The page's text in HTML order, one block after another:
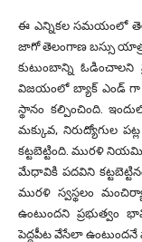
ఈ ఎన్నికల సమయంలో
జాగో తెలంగాణ బస్సు
కుటుంబాన్ని ఓడించాలని
విజయంలో బ్యాక్ ఎండ్ గా
స్థానం కల్పించింది.
మక్కువ, నిరుద్యోగుల
కట్టబెట్టింది. మురళి
మేధావికి పదవిని
మురళి స్వస్థలం
ఉంటుందని ప్రభుత్వం
పెద్దపీట వేసేలా ఉంటుందనే